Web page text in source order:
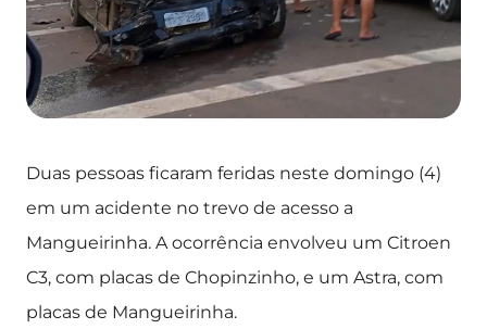
Duas pessoas ficaram feridas neste domingo (4)
em um acidente no trevo de acesso a
Mangueirinha. A ocorrência envolveu um Citroen
C3, com placas de Chopinzinho, e um Astra, com
placas de Mangueirinha.